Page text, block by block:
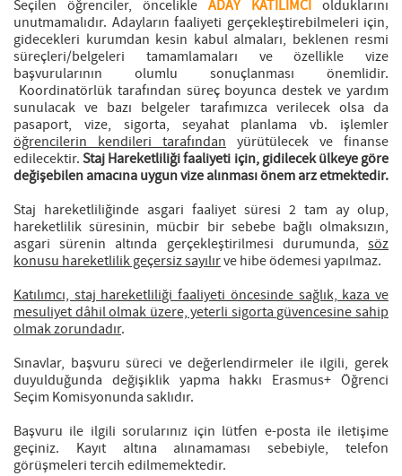
Seçilen öğrenciler, öncelikle ADAY KATILIMCI olduklarını
unutmamalıdır. Adayların faaliyeti gerçekleştirebilmeleri için,
gidecekleri kurumdan kesin kabul almaları, beklenen resmi
süreçleri/belgeleri tamamlamaları ve özellikle vize
başvurularının olumlu sonuçlanması önemlidir.
Koordinatörlük tarafından süreç boyunca destek ve yardım
sunulacak ve bazı belgeler tarafımızca verilecek olsa da
pasaport, vize, sigorta, seyahat planlama vb. işlemler
öğrencilerin kendileri tarafından yürütülecek ve finanse
edilecektir.Staj Hareketliliği faaliyeti için, gidilecek ülkeye göre
değişebilen amacına uygun vize alınması önem arz etmektedir.
Staj hareketliliğinde asgari faaliyet süresi 2 tam ay olup,
hareketlilik süresinin, mücbir bir sebebe bağlı olmaksızın,
asgari sürenin altında gerçekleştirilmesi durumunda, söz
konusu hareketlilik geçersiz sayılırve hibe ödemesi yapılmaz.
Katılımcı, staj hareketliliği faaliyeti öncesinde sağlık, kaza ve
mesuliyet dâhil olmak üzere, yeterli sigorta güvencesine sahip
olmak zorundadır.
Sınavlar, başvuru süreci ve değerlendirmeler ile ilgili, gerek
duyulduğunda değişiklik yapma hakkı Erasmus+ Öğrenci
Seçim Komisyonunda saklıdır.
Başvuru ile ilgili sorularınız için lütfen e-posta ile iletişime
geçiniz. Kayıt altına alınamaması sebebiyle, telefon
görüşmeleri tercih edilmemektedir.